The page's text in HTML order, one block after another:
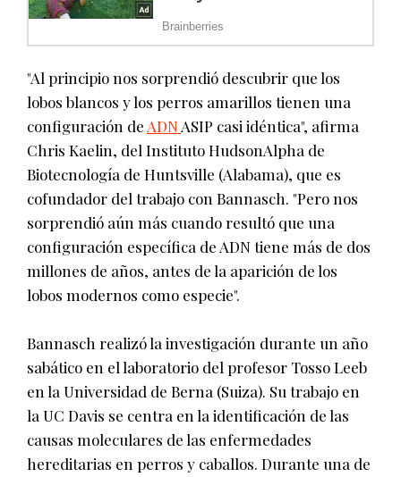
"Al principio nos sorprendió descubrir que los
lobos blancos y los perros amarillos tienen una
configuración de ADNASIP casi idéntica", afirma
Chris Kaelin, del Instituto HudsonAlpha de
Biotecnología de Huntsville (Alabama), que es
cofundador del trabajo con Bannasch. "Pero nos
sorprendió aún más cuando resultó que una
configuración específica de ADN tiene más de dos
millones de años, antes de la aparición de los
lobos modernos como especie".
Bannasch realizó la investigación durante un año
sabático en el laboratorio del profesor Tosso Leeb
en la Universidad de Berna (Suiza). Su trabajo en
la UC Davis se centra en la identificación de las
causas moleculares de las enfermedades
hereditarias en perros y caballos. Durante una de